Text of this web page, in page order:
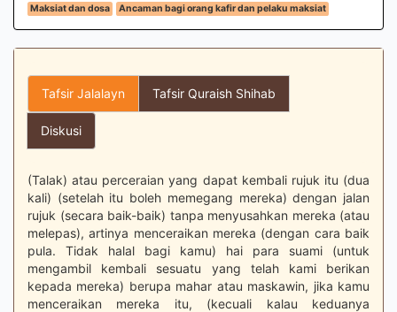
Maksiat dan dosa
Ancaman bagi orang kafir dan pelaku maksiat
Tafsir Jalalayn Tafsir Quraish Shihab
Diskusi
(Talak) atau perceraian yang dapat kembali rujuk itu (dua
kali) (setelah itu boleh memegang mereka) dengan jalan
rujuk (secara baik-baik) tanpa menyusahkan mereka (atau
melepas), artinya menceraikan mereka (dengan cara baik
pula. Tidak halal bagi kamu) hai para suami (untuk
mengambil kembali sesuatu yang telah kami berikan
kepada mereka) berupa mahar atau maskawin, jika kamu
menceraikan mereka itu, (kecuali kalau keduanya